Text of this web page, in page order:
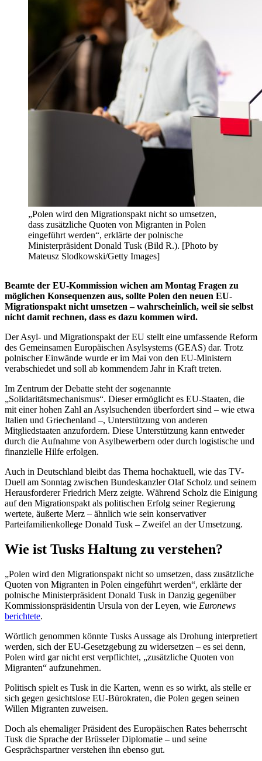
„Polen wird den Migrationspakt nicht so umsetzen,
dass zusätzliche Quoten von Migranten in Polen
eingeführt werden“, erklärte der polnische
Ministerpräsident Donald Tusk (Bild R.). [Photo by
Mateusz Slodkowski/Getty Images]
Beamte der EU-Kommission wichen am Montag Fragen zu
möglichen Konsequenzen aus, sollte Polen den neuen EU-
Migrationspakt nicht umsetzen – wahrscheinlich, weil sie selbst
nicht damit rechnen, dass es dazu kommen wird.
Der Asyl- und Migrationspakt der EU stellt eine umfassende Reform
des Gemeinsamen Europäischen Asylsystems (GEAS) dar. Trotz
polnischer Einwände wurde er im Mai von den EU-Ministern
verabschiedet und soll ab kommendem Jahr in Kraft treten.
Im Zentrum der Debatte steht der sogenannte
„Solidaritätsmechanismus“. Dieser ermöglicht es EU-Staaten, die
mit einer hohen Zahl an Asylsuchenden überfordert sind – wie etwa
Italien und Griechenland –, Unterstützung von anderen
Mitgliedstaaten anzufordern. Diese Unterstützung kann entweder
durch die Aufnahme von Asylbewerbern oder durch logistische und
finanzielle Hilfe erfolgen.
Auch in Deutschland bleibt das Thema hochaktuell, wie das TV-
Duell am Sonntag zwischen Bundeskanzler Olaf Scholz und seinem
Herausforderer Friedrich Merz zeigte. Während Scholz die Einigung
auf den Migrationspakt als politischen Erfolg seiner Regierung
wertete, äußerte Merz – ähnlich wie sein konservativer
Parteifamilienkollege Donald Tusk – Zweifel an der Umsetzung.
Wie ist Tusks Haltung zu verstehen?
„Polen wird den Migrationspakt nicht so umsetzen, dass zusätzliche
Quoten von Migranten in Polen eingeführt werden“, erklärte der
polnische Ministerpräsident Donald Tusk in Danzig gegenüber
Kommissionspräsidentin Ursula von der Leyen, wie Euronews
berichtete.
Wörtlich genommen könnte Tusks Aussage als Drohung interpretiert
werden, sich der EU-Gesetzgebung zu widersetzen – es sei denn,
Polen wird gar nicht erst verpflichtet, „zusätzliche Quoten von
Migranten“ aufzunehmen.
Politisch spielt es Tusk in die Karten, wenn es so wirkt, als stelle er
sich gegen gesichtslose EU-Bürokraten, die Polen gegen seinen
Willen Migranten zuweisen.
Doch als ehemaliger Präsident des Europäischen Rates beherrscht
Tusk die Sprache der Brüsseler Diplomatie – und seine
Gesprächspartner verstehen ihn ebenso gut.